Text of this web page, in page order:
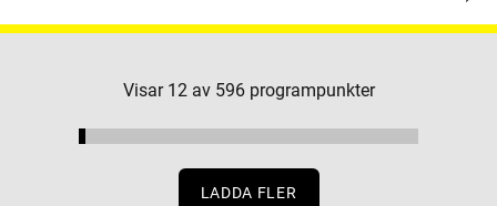
Visar 12av 596programpunkter
LADDA FLER